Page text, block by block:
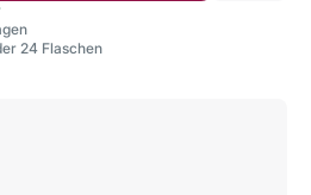
24 Flaschen